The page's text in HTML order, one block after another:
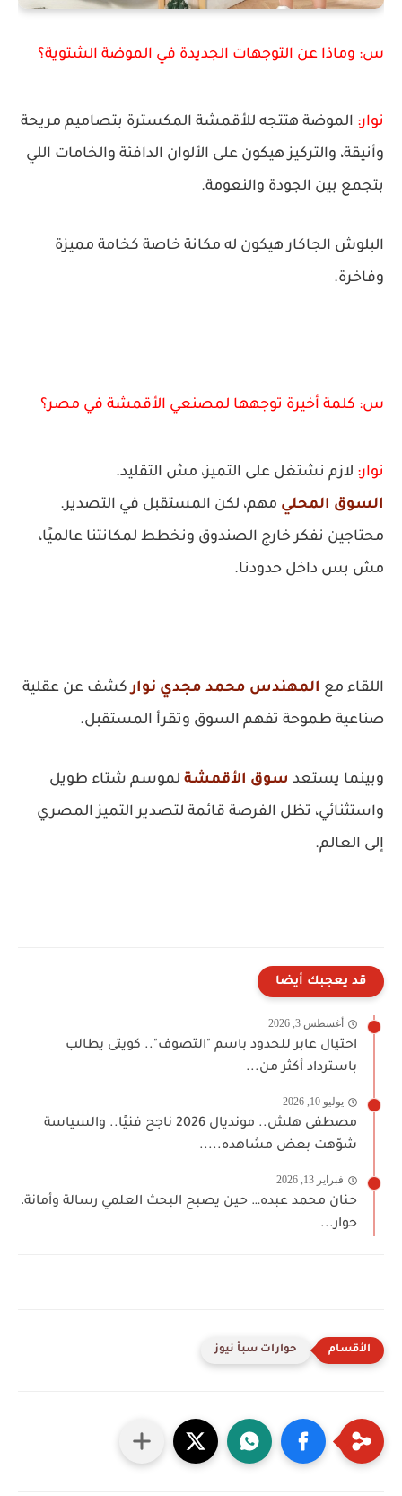
س: وماذا عن التوجهات الجديدة في الموضة الشتوية؟
نوار: الموضة هتتجه للأقمشة المكسترة بتصاميم مريحة
وأنيقة، والتركيز هيكون على الألوان الدافئة والخامات اللي
بتجمع بين الجودة والنعومة.
البلوش الجاكارهيكون له مكانة خاصة كخامة مميزة
وفاخرة.
س: كلمة أخيرة توجهها لمصنعي الأقمشة في مصر؟
نوار: لازم نشتغل على التميز، مش التقليد.
السوق المحلي مهم، لكن المستقبل في التصدير.
محتاجين نفكر خارج الصندوق ونخطط لمكانتنا عالميًا،
مش بس داخل حدودنا.
اللقاء مع المهندس محمد مجدي نواركشف عن عقلية
صناعية طموحة تفهم السوق وتقرأ المستقبل.
وبينما يستعد سوق الأقمشة لموسم شتاء طويل
واستثنائي، تظل الفرصة قائمة لتصدير التميز المصري
إلى العالم.
قد يعجبك أيضا
أغسطس 3, 2026
احتيال عابر للحدود باسم "التصوف".. كويتى يطالب
باسترداد أكثر من...
يوليو 10, 2026
مصطفى هلش.. مونديال 2026 ناجح فنيًا.. والسياسة
شوّهت بعض مشاهده.....
فبراير 13, 2026
حنان محمد عبده… حين يصبح البحث العلمي رسالة وأمانة،
حوار...
حوارات سبأ نيوز